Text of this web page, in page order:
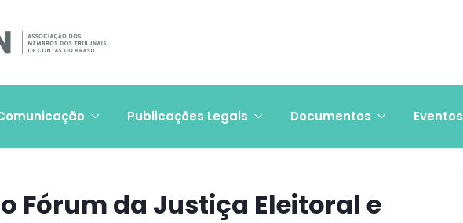
Publicações Legais Documentos Eventos
Fórum da Justiça Eleitoral e